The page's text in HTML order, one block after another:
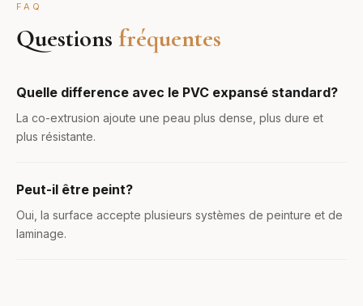
FAQ
Questions fréquentes
Quelle difference avec le PVC expansé standard?
La co-extrusion ajoute une peau plus dense, plus dure et
plus résistante.
Peut-il être peint?
Oui, la surface accepte plusieurs systèmes de peinture et de
laminage.